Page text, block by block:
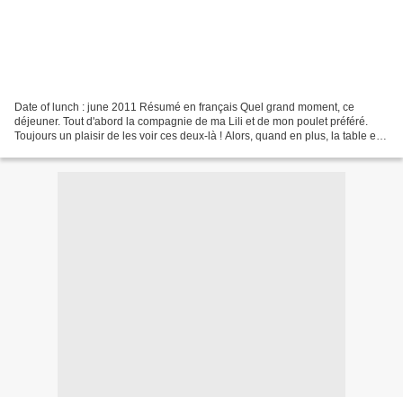
Date of lunch : june 2011 Résumé en français Quel grand moment, ce
déjeuner. Tout d'abord la compagnie de ma Lili et de mon poulet préféré.
Toujours un plaisir de les voir ces deux-là ! Alors, quand en plus, la table est